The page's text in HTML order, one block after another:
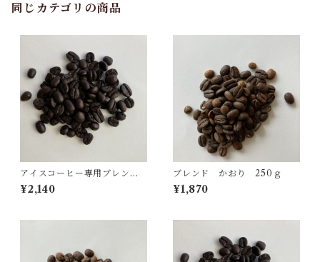
同じカテゴリの商品
アイスコーヒー専用ブレン
ド 250ｇ
¥2,140
ブレンド かおり 250ｇ
¥1,870